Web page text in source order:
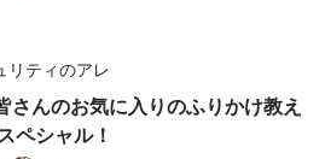
リティのアレ
さんのお気に入りのふりかけ教え
ペシャル！